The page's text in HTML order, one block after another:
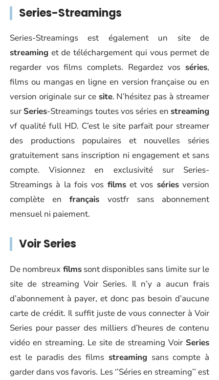
Series-Streamings
Series-Streamings est également un site de
streaming et de téléchargement qui vous permet de
regarder vos films complets. Regardez vos séries,
films ou mangas en ligne en version française ou en
version originale sur ce site. N’hésitez pas à streamer
sur Series-Streamings toutes vos séries en streaming
vf qualité full HD. C’est le site parfait pour streamer
des productions populaires et nouvelles séries
gratuitement sans inscription ni engagement et sans
compte. Visionnez en exclusivité sur Series-
Streamings à la fois vos filmset vos sériesversion
complète enfrançais vostfr sans abonnement
mensuel ni paiement.
Voir Series
De nombreux filmssont disponibles sans limite sur le
site de streaming Voir Series. Il n’y a aucun frais
d’abonnement à payer, et donc pas besoin d’aucune
carte de crédit. Il suffit juste de vous connecter à Voir
Series pour passer des milliers d’heures de contenu
vidéo en streaming. Le site de streaming Voir Series
est le paradis des films streamingsans compte à
garder dans vos favoris. Les ‘’Séries en streaming’’ est